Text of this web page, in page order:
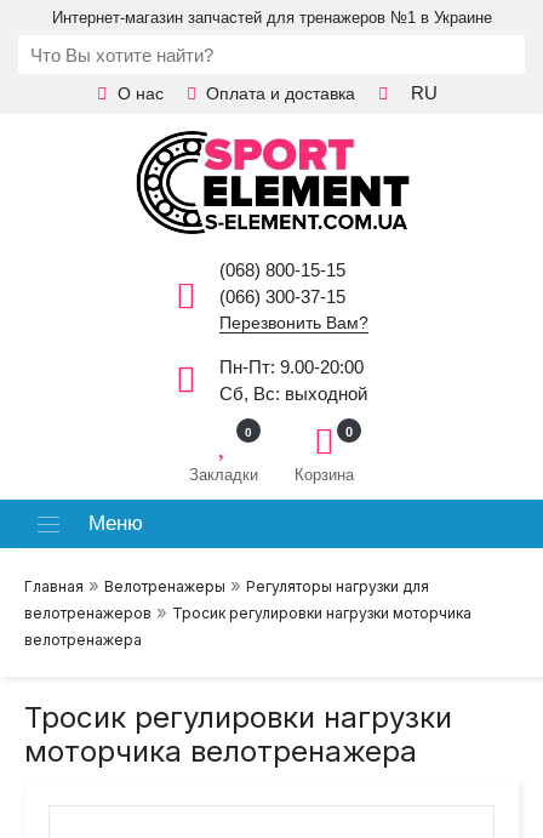
Интернет-магазин запчастей для тренажеров №1 в Украине
О нас Оплата и доставка RU
(068) 800-15-15
(066) 300-37-15
Перезвонить Вам?
Пн-Пт: 9.00-20:00
Сб, Вс: выходной
Закладки
0
Корзина
0
Меню
Главная » Велотренажеры » Регуляторы нагрузки для
велотренажеров » Тросик регулировки нагрузки моторчика
велотренажера
Тросик регулировки нагрузки
моторчика велотренажера